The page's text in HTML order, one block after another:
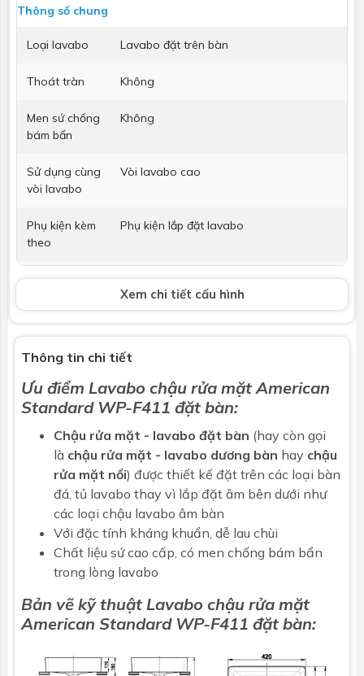
Thông số chung
Loại lavabo Lavabo đặt trên bàn
Thoát tràn Không
Men sứ chống
bám bẩn
Không
Sử dụng cùng
vòi lavabo
Vòi lavabo cao
Phụ kiện kèm
theo
Phụ kiện lắp đặt lavabo
Vòi lavabo Không bao gồm
Bộ xả Không bao gồm
Kích thước L420mm x W420mm x H110mm
Bảo hành Nhấp để xem chính sách bảo hành
Xem chi tiết cấu hình
Thông tin chi tiết
Ưu điểm Lavabo chậu rửa mặt American
Standard WP-F411 đặt bàn:
Chậu rửa mặt - lavabo đặt bàn (hay còn gọi
là chậu rửa mặt - lavabo dương bàn hay chậu
rửa mặt nổi) được thiết kế đặt trên các loại bàn
đá, tủ lavabo thay vì lắp đặt âm bên dưới như
các loại chậu lavabo âm bàn
Với đặc tính kháng khuẩn, dễ lau chùi
Chất liệu sứ cao cấp, có men chống bám bẩn
trong lòng lavabo
Bản vẽ kỹ thuật Lavabo chậu rửa mặt
American Standard WP-F411 đặt bàn: